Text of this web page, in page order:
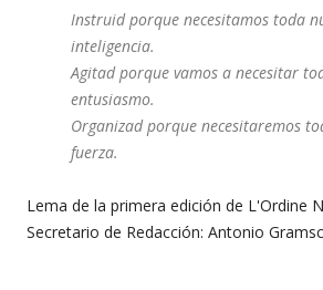
Instruid porque necesitamos toda
inteligencia.
Agitad porque vamos a necesitar
entusiasmo.
Organizad porque necesitaremos
fuerza.
Lema de la primera edición de L'Ordine
Secretario de Redacción: Antonio